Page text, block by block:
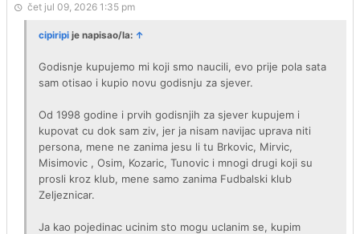
čet jul 09, 2026 1:35 pm
cipiripi je napisao/la: ↑
Godisnje kupujemo mi koji smo naucili, evo prije pola sata
sam otisao i kupio novu godisnju za sjever.
Od 1998 godine i prvih godisnjih za sjever kupujem i
kupovat cu dok sam ziv, jer ja nisam navijac uprava niti
persona, mene ne zanima jesu li tu Brkovic, Mirvic,
Misimovic , Osim, Kozaric, Tunovic i mnogi drugi koji su
prosli kroz klub, mene samo zanima Fudbalski klub
Zeljeznicar.
Ja kao pojedinac ucinim sto mogu uclanim se, kupim